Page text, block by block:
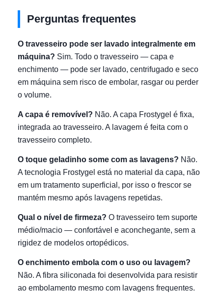
Perguntas frequentes
O travesseiro pode ser lavado integralmente em
máquina? Sim. Todo o travesseiro — capa e
enchimento — pode ser lavado, centrifugado e seco
em máquina sem risco de embolar, rasgar ou perder
o volume.
A capa é removível? Não. A capa Frostygel é fixa,
integrada ao travesseiro. A lavagem é feita com o
travesseiro completo.
O toque geladinho some com as lavagens? Não.
A tecnologia Frostygel está no material da capa, não
em um tratamento superficial, por isso o frescor se
mantém mesmo após lavagens repetidas.
Qual o nível de firmeza? O travesseiro tem suporte
médio/macio — confortável e aconchegante, sem a
rigidez de modelos ortopédicos.
O enchimento embola com o uso ou lavagem?
Não. A fibra siliconada foi desenvolvida para resistir
ao embolamento mesmo com lavagens frequentes.